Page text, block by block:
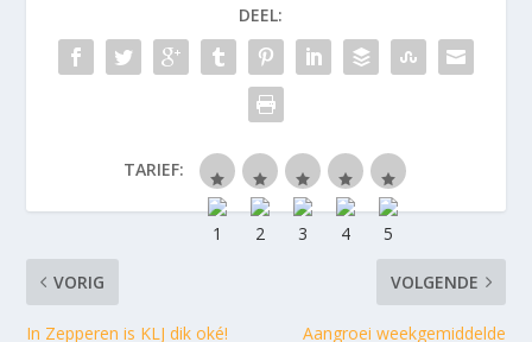
DEEL:
TARIEF:
VORIG
In Zepperen is KLJ dik oké!
VOLGENDE
Aangroei weekgemiddelde